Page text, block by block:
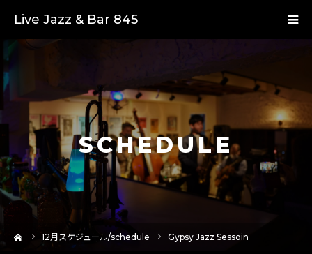
Live Jazz & Bar 845
SCHEDULE
12月スケジュール/schedule Gypsy Jazz Sessoin